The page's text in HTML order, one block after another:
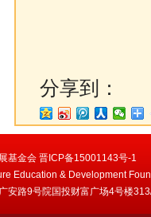
分享到：
基金会 晋ICP备15001143号-1
Education & Development
安路9号院国投财富广场4号楼